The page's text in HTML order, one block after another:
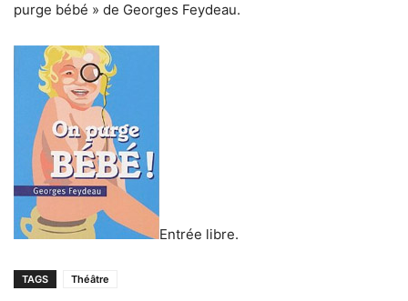
purge bébé » de Georges Feydeau.
Entrée libre.
TAGS Théâtre